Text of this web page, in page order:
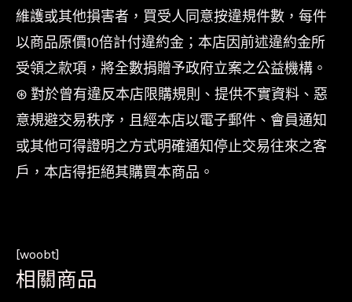
維護或其他損害者，買受人同意按違規件數，每件
以商品原價10倍計付違約金；本店因前述違約金所
受領之款項，將全數捐贈予政府立案之公益機構。
⊛ 對於曾有違反本店限購規則、提供不實資料、惡
意規避交易秩序，且經本店以電子郵件、會員通知
或其他可得證明之方式明確通知停止交易往來之客
戶，本店得拒絕其購買本商品。
[woobt]
相關商品